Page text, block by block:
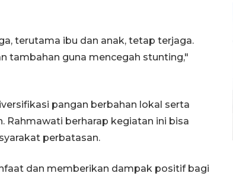
terutama ibu dan anak, tetap terjaga.
tambahan guna mencegah stunting,"
pangan berbahan lokal serta
Rahmawati berharap kegiatan ini bisa
perbatasan.
dan memberikan dampak positif bagi
Tarakan
25 October 2022 21:19 WIB, 2022